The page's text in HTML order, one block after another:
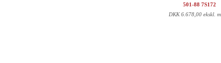
501-88 7S172
DKK6.678,00 ekskl.